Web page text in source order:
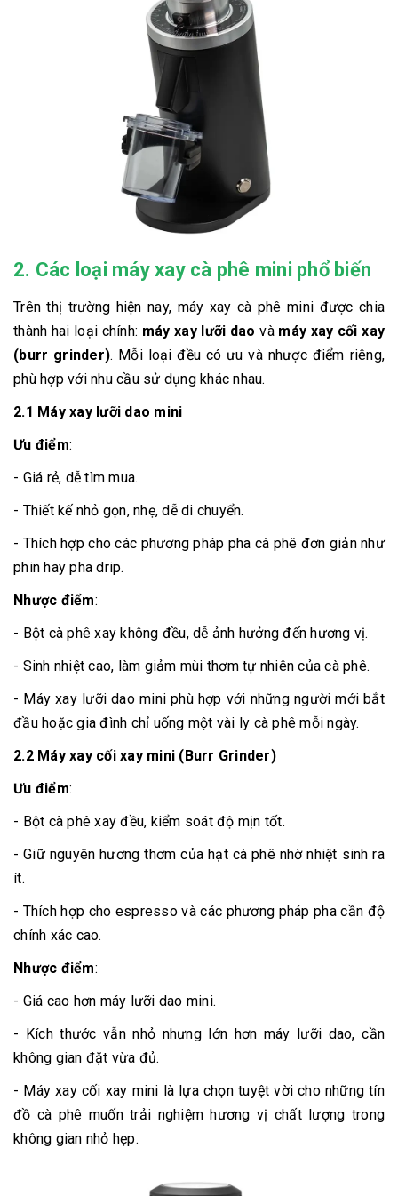
2. Các loại máy xay cà phê mini phổ biến
Trên thị trường hiện nay, máy xay cà phê mini được chia
thành hai loại chính: máy xay lưỡi dao và máy xay cối xay
(burr grinder). Mỗi loại đều có ưu và nhược điểm riêng,
phù hợp với nhu cầu sử dụng khác nhau.
2.1 Máy xay lưỡi dao mini
Ưu điểm:
- Giá rẻ, dễ tìm mua.
- Thiết kế nhỏ gọn, nhẹ, dễ di chuyển.
- Thích hợp cho các phương pháp pha cà phê đơn giản như
phin hay pha drip.
Nhược điểm:
- Bột cà phê xay không đều, dễ ảnh hưởng đến hương vị.
- Sinh nhiệt cao, làm giảm mùi thơm tự nhiên của cà phê.
- Máy xay lưỡi dao mini phù hợp với những người mới bắt
đầu hoặc gia đình chỉ uống một vài ly cà phê mỗi ngày.
2.2 Máy xay cối xay mini (Burr Grinder)
Ưu điểm:
- Bột cà phê xay đều, kiểm soát độ mịn tốt.
- Giữ nguyên hương thơm của hạt cà phê nhờ nhiệt sinh ra
ít.
- Thích hợp cho espresso và các phương pháp pha cần độ
chính xác cao.
Nhược điểm:
- Giá cao hơn máy lưỡi dao mini.
- Kích thước vẫn nhỏ nhưng lớn hơn máy lưỡi dao, cần
không gian đặt vừa đủ.
- Máy xay cối xay mini là lựa chọn tuyệt vời cho những tín
đồ cà phê muốn trải nghiệm hương vị chất lượng trong
không gian nhỏ hẹp.